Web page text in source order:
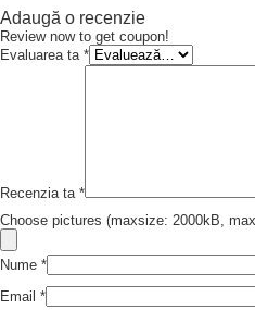
Adaugă o recenzie
Review now to get coupon!
Evaluarea ta *
Recenzia ta *
Choose pictures (maxsize: 2000kB,
Nume *
Email *